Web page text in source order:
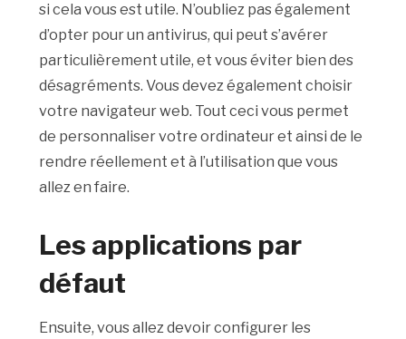
si cela vous est utile. N’oubliez pas également
d’opter pour un antivirus, qui peut s’avérer
particulièrement utile, et vous éviter bien des
désagréments. Vous devez également choisir
votre navigateur web. Tout ceci vous permet
de personnaliser votre ordinateur et ainsi de le
rendre réellement et à l’utilisation que vous
allez en faire.
Les applications par
défaut
Ensuite, vous allez devoir configurer les